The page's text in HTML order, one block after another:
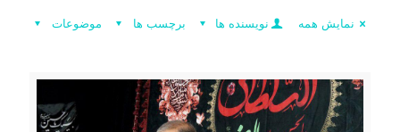
موضوعات برچسب ها نویسنده ها نمایش همه